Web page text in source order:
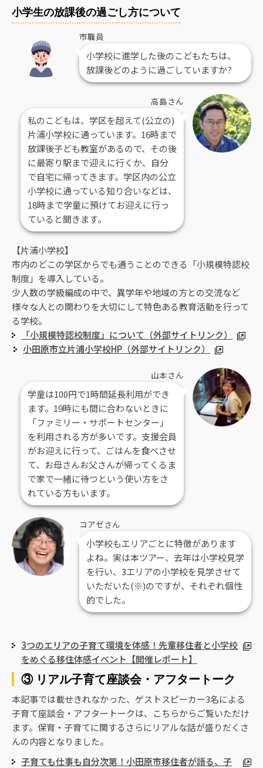
小学生の放課後の過ごし方について
市職員
小学校に進学した後のこどもたちは、
放課後どのように過ごしていますか?
高島さん
私のこどもは、学区を超えて(公立の)
片浦小学校に通っています。16時まで
放課後子ども教室があるので、その後
に最寄り駅まで迎えに行くか、自分
で自宅に帰ってきます。学区内の公立
小学校に通っている知り合いなどは、
18時まで学童に預けてお迎えに行っ
ていると聞きます。
【片浦小学校】
市内のどこの学区からでも通うことのできる「小規模特認校
制度」を導入している。
少人数の学級編成の中で、異学年や地域の方との交流など
様々な人との関わりを大切にして特色ある教育活動を行って
る学校。
「小規模特認校制度」について（外部サイトリンク）
小田原市立片浦小学校HP（外部サイトリンク）
山本さん
学童は100円で1時間延長利用ができ
ます。19時にも間に合わないときに
「ファミリー・サポートセンター」
を利用される方が多いです。支援会員
がお迎えに行って、ごはんを食べさせ
て、お母さんお父さんが帰ってくるま
で家で一緒に待つという使い方をさ
れている方もいます。
コアゼさん
小学校もエリアごとに特徴があります
よね。実は本ツアー、去年は小学校見学
を行い、3エリアの小学校を見学させて
いただいた(※)のですが、それぞれ個性
的でした。
3つのエリアの子育て環境を体感！先輩移住者と小学校
をめぐる移住体感イベント【開催レポート】
③ リアル子育て座談会・アフタートーク
本記事では載せきれなかった、ゲストスピーカー3名による
子育て座談会・アフタートークは、こちらからご覧いただけ
ます。保育・子育てに関するさらにリアルな話が盛りだくさ
んの内容となりました。
子育ても仕事も自分次第！小田原市移住者が語る、子